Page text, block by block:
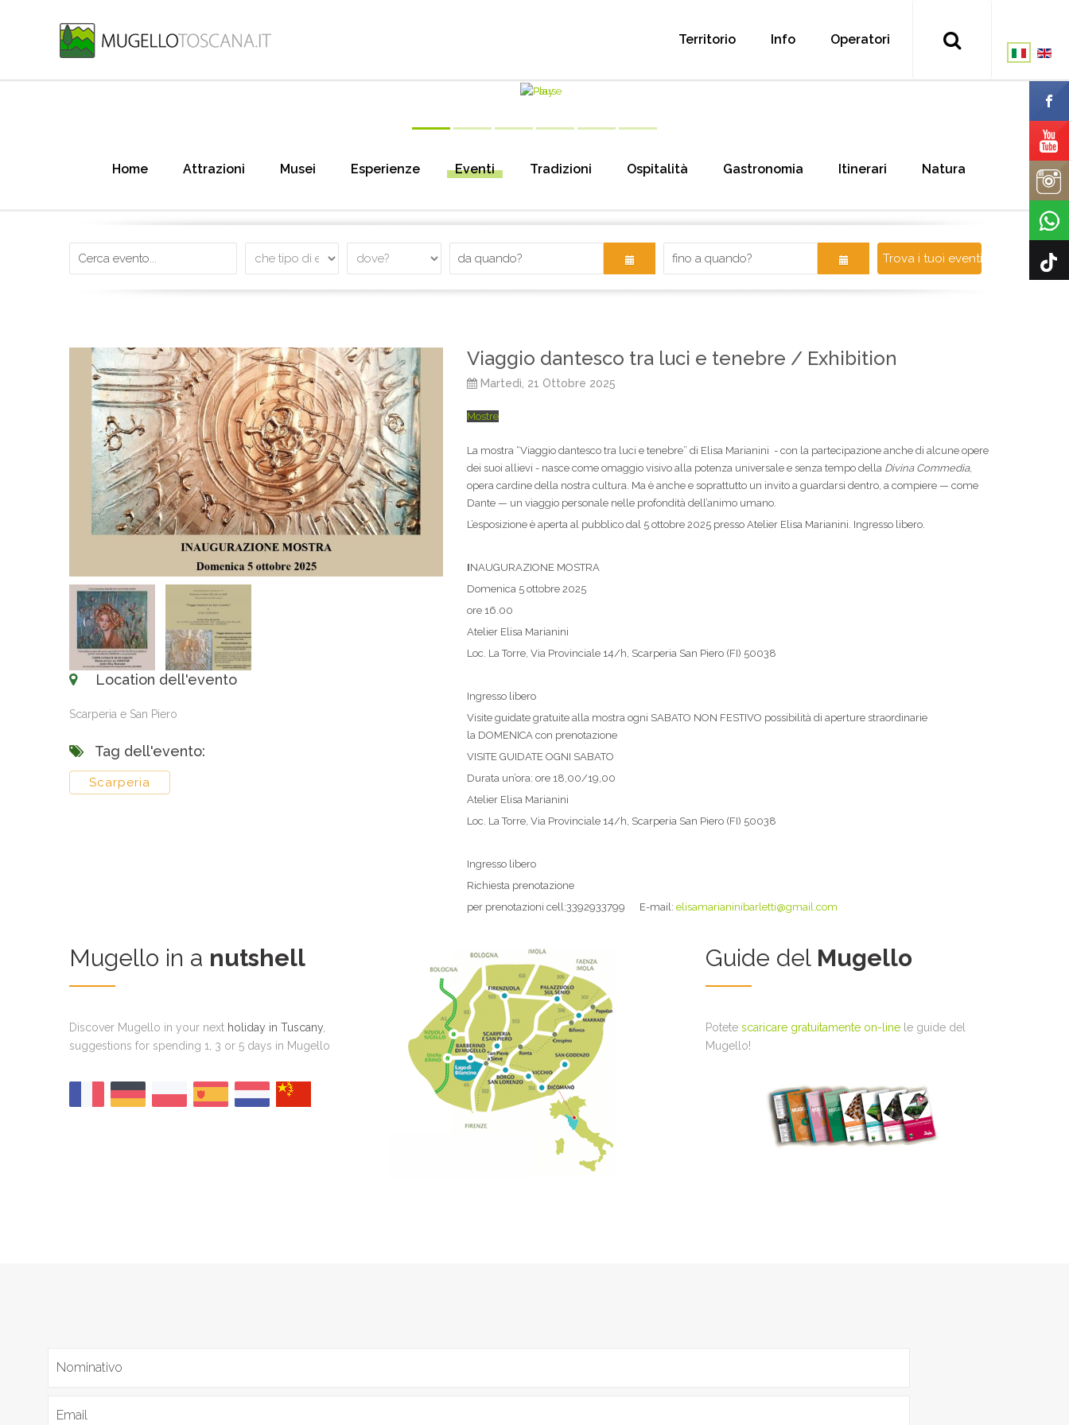
Territorio Info Operatori
Home Attrazioni Musei Esperienze Eventi Tradizioni Ospitalità Gastronomia Itinerari Natura
Trova i tuoi eventi!
Location dell'evento
Scarperia e San Piero
Tag dell'evento:
Scarperia
Viaggio dantesco tra luci e tenebre / Exhibition
Martedì, 21 Ottobre 2025
Mostre
La mostra “Viaggio dantesco tra luci e tenebre” di Elisa Marianini - con la partecipazione anche di alcune opere
dei suoi allievi - nasce come omaggio visivo alla potenza universale e senza tempo della Divina Commedia,
opera cardine della nostra cultura. Ma è anche e soprattutto un invito a guardarsi dentro, a compiere — come
Dante — un viaggio personale nelle profondità dell’animo umano.
L’esposizione è aperta al pubblico dal 5 ottobre 2025 presso Atelier Elisa Marianini. Ingresso libero.
INAUGURAZIONE MOSTRA
Domenica 5 ottobre 2025
ore 16.00
Atelier Elisa Marianini
Loc. La Torre, Via Provinciale 14/h, Scarperia San Piero (FI) 50038
Ingresso libero
Visite guidate gratuite alla mostra ogni SABATO NON FESTIVO possibilità di aperture straordinarie
la DOMENICA con prenotazione
VISITE GUIDATE OGNI SABATO
Durata un’ora: ore 18,00/19,00
Atelier Elisa Marianini
Loc. La Torre, Via Provinciale 14/h, Scarperia San Piero (FI) 50038
Ingresso libero
Richiesta prenotazione
per prenotazioni cell:3392933799 E-mail: elisamarianinibarletti@gmail.com
Mugello in a nutshell
Discover Mugello in your next holiday in Tuscany
suggestions for spending 1, 3 or 5 days in Mugello
Guide del Mugello
Potete scaricare gratuitamente on-line le guide del
Mugello!